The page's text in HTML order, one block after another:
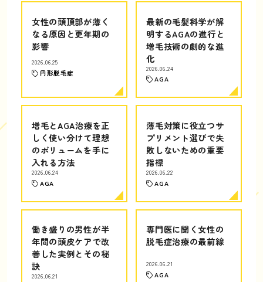
女性の頭頂部が薄く
なる原因と更年期の
影響
2026.06.25
円形脱毛症
最新の毛髪科学が解
明するAGAの進行と
増毛技術の劇的な進
化
2026.06.24
AGA
増毛とAGA治療を正
しく使い分けて理想
のボリュームを手に
入れる方法
2026.06.24
AGA
薄毛対策に役立つサ
プリメント選びで失
敗しないための重要
指標
2026.06.22
AGA
働き盛りの男性が半
年間の頭皮ケアで改
善した実例とその秘
訣
2026.06.21
専門医に聞く女性の
脱毛症治療の最前線
2026.06.21
AGA